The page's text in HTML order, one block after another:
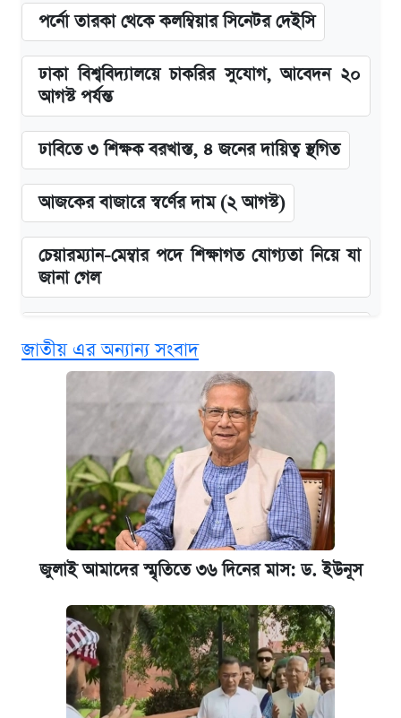
পর্নো তারকা থেকে কলম্বিয়ার সিনেটর দেইসি
ঢাকা বিশ্ববিদ্যালয়ে চাকরির সুযোগ, আবেদন ২০
আগস্ট পর্যন্ত
ঢাবিতে ৩ শিক্ষক বরখাস্ত, ৪ জনের দায়িত্ব স্থগিত
আজকের বাজারে স্বর্ণের দাম (২ আগস্ট)
চেয়ারম্যান-মেম্বার পদে শিক্ষাগত যোগ্যতা নিয়ে যা
জানা গেল
ভাতা
ফুল ফান্ডেড স্কলারশিপে অস্ট্রেলিয়ার মারডক
বিশ্ববিদ্যালয়ে উচ্চশিক্ষার সুযোগ
ঢাবির সূর্যসেন হলে সমকামিতার অভিযোগে দুইজন
আটক
দেশের বাজারে ফের বেড়েছে সোনার দাম
‘গুলশানের চামেলি’ তে যৌনকর্মীর দালাল অ্যাডলফ
আজ শুক্রবার রাজধানীর যেসব মার্কেট-দোকানপাট
জাতীয় এর অন্যান্য সংবাদ
জুলাই আমাদের স্মৃতিতে ৩৬ দিনের মাস: ড. ইউনূস